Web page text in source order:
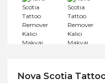
Nova Scotia